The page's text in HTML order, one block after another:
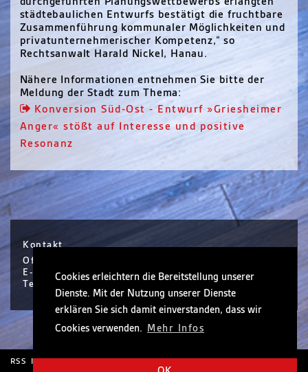
Cookies erleichtern die Bereitstellung unserer
Dienste. Mit der Nutzung unserer Dienste
erklären Sie sich damit einverstanden, dass wir
Cookies verwenden. Mehr Infos
städtebaulichen Entwurfs bestätigt die fruchtbare
Zusammenführung kommunaler Möglichkeiten und
privatunternehmerischer Kompetenz,“ so
Rechtsanwalt Harald Nickel, Hanau.
Nähere Informationen entnehmen Sie bitte der
Meldung der Stadt zum Thema:
Konversion Süd-Ost - Entwurf »Griesheimer
Anger« stößt auf Interesse und positive
Resonanz
Kontakt
Office Hanau / Sophie Scholl Platz 6 / Hanau
E-Mail info@nickel.de
Tel +49 (0)6181 30410-0
RSS Impressum Rechtliche Hinweise